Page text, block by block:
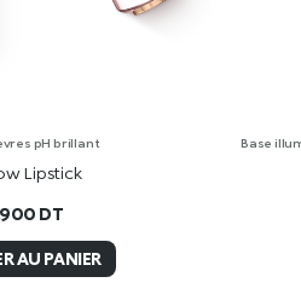
pH brillant
Lipstick
DT
AU PANIER
Base